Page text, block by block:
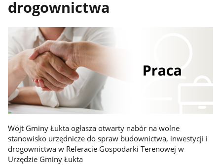
drogownictwa
Wójt Gminy Łukta ogłasza otwarty nabór na wolne
stanowisko urzędnicze do spraw budownictwa, inwestycji i
drogownictwa w Referacie Gospodarki Terenowej w
Urzędzie Gminy Łukta